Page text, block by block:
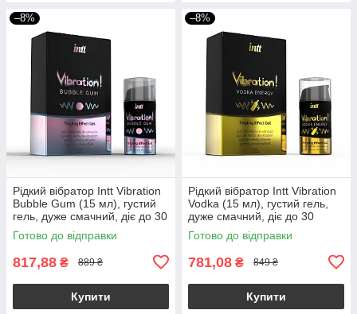
–8%
Рідкий вібратор Intt Vibration
Bubble Gum (15 мл), густий
гель, дуже смачний, діє до 30
хвилин
Готово до відправки
817,88 ₴ 889 ₴
Купити
–8%
Рідкий вібратор Intt Vibration
Vodka (15 мл), густий гель,
дуже смачний, діє до 30
хвилин
Готово до відправки
781,08 ₴ 849 ₴
Купити